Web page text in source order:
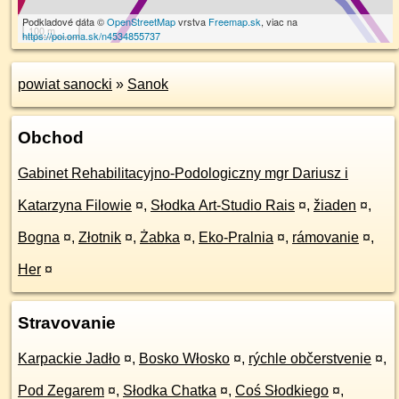
100 m
Podkladové dáta ©OpenStreetMapvrstva Freemap.sk, viac na
https://poi.oma.sk/n4534855737
powiat sanocki » Sanok
Obchod
Gabinet Rehabilitacyjno-Podologiczny mgr Dariusz i
Katarzyna Filowie ¤, Słodka Art-Studio Rais ¤, žiaden ¤,
Bogna ¤, Złotnik ¤, Żabka ¤, Eko-Pralnia ¤, rámovanie ¤,
Her ¤
Stravovanie
Karpackie Jadło ¤, Bosko Włosko ¤, rýchle občerstvenie ¤,
Pod Zegarem ¤, Słodka Chatka ¤, Coś Słodkiego ¤,